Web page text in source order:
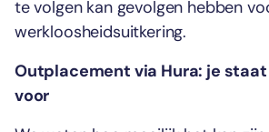
te volgen kan gevolgen hebben
werkloosheidsuitkering.
Outplacement via Hura: je
voor